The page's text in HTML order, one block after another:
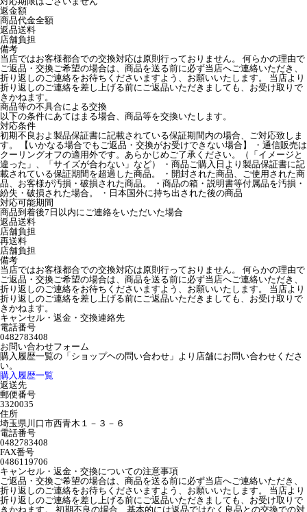
返金額
商品代金全額
返品送料
店舗負担
備考
当店ではお客様都合での交換対応は原則行っておりません。 何らかの理由で
ご返品・交換ご希望の場合は、商品を送る前に必ず当店へご連絡いただき、
折り返しのご連絡をお待ちくださいますよう、お願いいたします。 当店より
折り返しのご連絡を差し上げる前にご返品いただきましても、お受け取りで
きかねます。
商品等の不具合による交換
以下の条件にあてはまる場合、商品等を交換いたします。
対応条件
初期不良およ製品保証書に記載されている保証期間内の場合、ご対応致しま
す。 【いかなる場合でもご返品・交換がお受けできない場合】 ・通信販売は
クーリングオフの適用外です。あらかじめご了承ください。（「イメージと
違った」、「サイズが合わない」など） ・商品ご購入日より製品保証書に記
載されている保証期間を超過した商品。 ・開封された商品、ご使用された商
品、お客様が汚損・破損された商品。 ・商品の箱・説明書等付属品を汚損・
紛失・破損された場合。 ・日本国外に持ち出された後の商品
対応可能期間
商品到着後7日以内にご連絡をいただいた場合
返品送料
店舗負担
再送料
店舗負担
備考
当店ではお客様都合での交換対応は原則行っておりません。 何らかの理由で
ご返品・交換ご希望の場合は、商品を送る前に必ず当店へご連絡いただき、
折り返しのご連絡をお待ちくださいますよう、お願いいたします。 当店より
折り返しのご連絡を差し上げる前にご返品いただきましても、お受け取りで
きかねます。
キャンセル・返金・交換連絡先
電話番号
0482783408
お問い合わせフォーム
購入履歴一覧の「ショップヘの問い合わせ」より店舗にお問い合わせくださ
い。
購入履歴一覧
返送先
郵便番号
3320035
住所
埼玉県川口市西青木１－３－６
電話番号
0482783408
FAX番号
0486119706
キャンセル・返金・交換についての注意事項
ご返品・交換ご希望の場合は、商品を送る前に必ず当店へご連絡いただき、
折り返しのご連絡をお待ちくださいますよう、お願いいたします。 当店より
折り返しのご連絡を差し上げる前にご返品いただきましても、お受け取りで
きかねます。 初期不良の場合、基本的には返品ではなく良品との交換での対